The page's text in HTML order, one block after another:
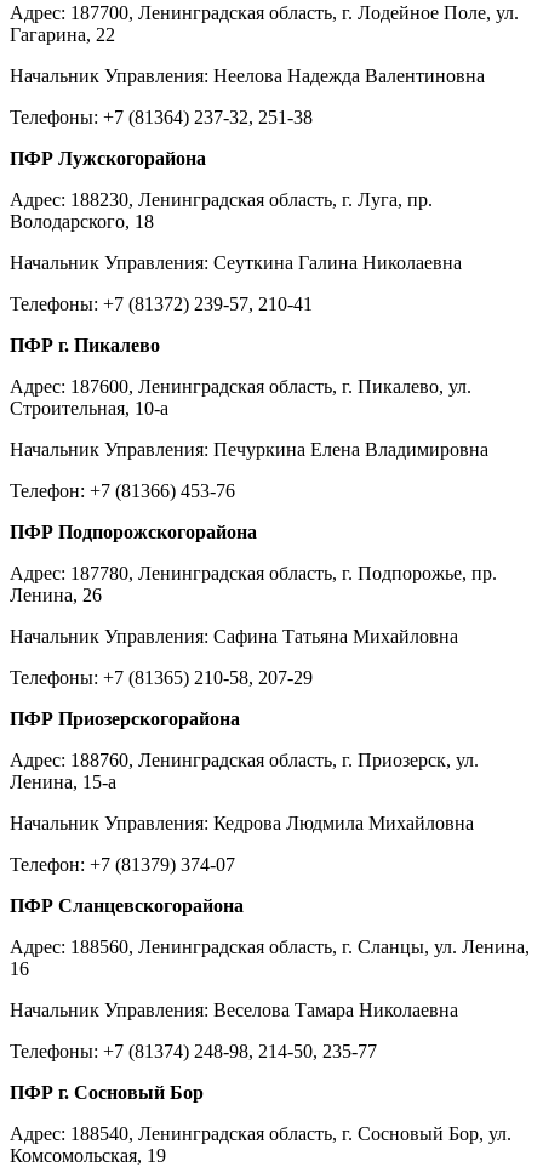
Адрес: 187700, Ленинградская область, г. Лодейное Поле, ул.
Гагарина, 22
Начальник Управления: Неелова Надежда Валентиновна
Телефоны: +7 (81364) 237-32, 251-38
ПФР Лужскогорайона
Адрес: 188230, Ленинградская область, г. Луга, пр.
Володарского, 18
Начальник Управления: Сеуткина Галина Николаевна
Телефоны: +7 (81372) 239-57, 210-41
ПФР г. Пикалево
Адрес: 187600, Ленинградская область, г. Пикалево, ул.
Строительная, 10-а
Начальник Управления: Печуркина Елена Владимировна
Телефон: +7 (81366) 453-76
ПФР Подпорожскогорайона
Адрес: 187780, Ленинградская область, г. Подпорожье, пр.
Ленина, 26
Начальник Управления: Сафина Татьяна Михайловна
Телефоны: +7 (81365) 210-58, 207-29
ПФР Приозерскогорайона
Адрес: 188760, Ленинградская область, г. Приозерск, ул.
Ленина, 15-а
Начальник Управления: Кедрова Людмила Михайловна
Телефон: +7 (81379) 374-07
ПФР Сланцевскогорайона
Адрес: 188560, Ленинградская область, г. Сланцы, ул. Ленина,
16
Начальник Управления: Веселова Тамара Николаевна
Телефоны: +7 (81374) 248-98, 214-50, 235-77
ПФР г. Сосновый Бор
Адрес: 188540, Ленинградская область, г. Сосновый Бор, ул.
Комсомольская, 19